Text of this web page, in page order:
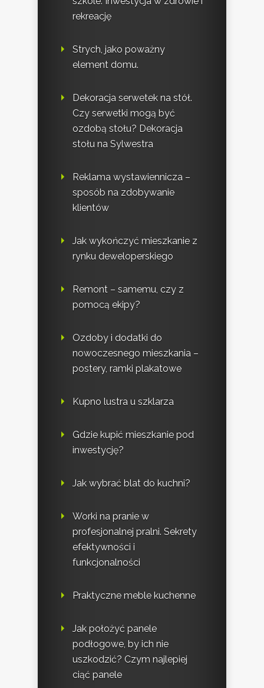
rekreację
Strych, jako poważny
element domu.
Dekoracja serwetek na stół.
Czy serwetki mogą być
ozdobą stołu? Dekoracja
stołu na Sylwestra
Reklama wystawiennicza –
sposób na zdobywanie
klientów
Jak wykończyć mieszkanie z
rynku deweloperskiego
Remont – samemu, czy z
pomocą ekipy?
Ozdoby i dodatki do
nowoczesnego mieszkania –
postery, ramki plakatowe
Kupno lustra u szklarza
Gdzie kupić mieszkanie pod
inwestycję?
Jak wybrać blat do kuchni?
Worki na pranie w
profesjonalnej pralni. Sekrety
efektywności i
funkcjonalności
Praktyczne meble kuchenne
Jak położyć panele
podłogowe, by ich nie
uszkodzić? Czym najlepiej
ciąć panele